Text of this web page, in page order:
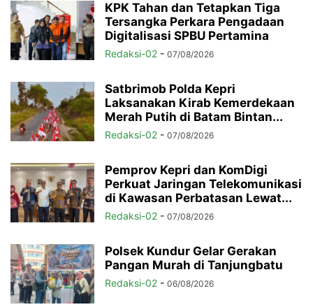
KPK Tahan dan Tetapkan Tiga
Tersangka Perkara Pengadaan
Digitalisasi SPBU Pertamina
Redaksi-02 - 07/08/2026
Satbrimob Polda Kepri
Laksanakan Kirab Kemerdekaan
Merah Putih di Batam Bintan...
Redaksi-02 - 07/08/2026
Pemprov Kepri dan KomDigi
Perkuat Jaringan Telekomunikasi
di Kawasan Perbatasan Lewat...
Redaksi-02 - 07/08/2026
Polsek Kundur Gelar Gerakan
Pangan Murah di Tanjungbatu
Redaksi-02 - 06/08/2026